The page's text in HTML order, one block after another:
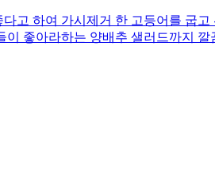
고 하여 가시제거 한 고등어를 굽
이 좋아라하는 양배추 샐러드까지